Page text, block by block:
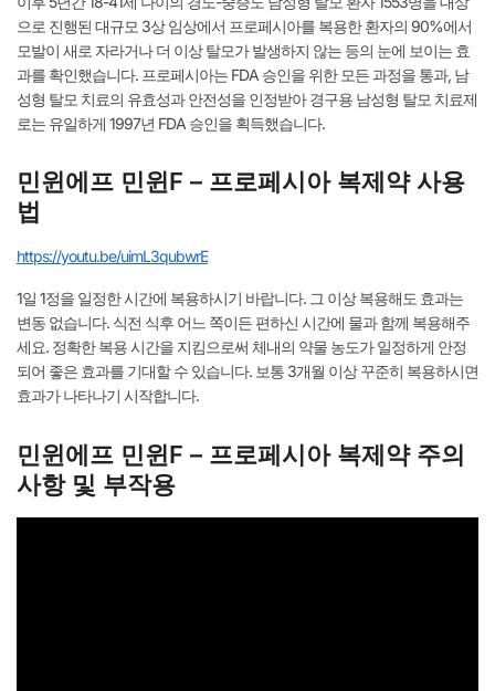
으로 진행된 대규모 3상 임상에서 프로페시아를 복용한 환자의 90%에서
모발이 새로 자라거나 더 이상 탈모가 발생하지 않는 등의 눈에 보이는 효
과를 확인했습니다. 프로페시아는 FDA 승인을 위한 모든 과정을 통과, 남
성형 탈모 치료의 유효성과 안전성을 인정받아 경구용 남성형 탈모 치료제
로는 유일하게 1997년 FDA 승인을 획득했습니다.
민윈에프 민윈F – 프로페시아 복제약 사용
법
https://youtu.be/uimL3qubwrE
1일 1정을 일정한 시간에 복용하시기 바랍니다. 그 이상 복용해도 효과는
변동 없습니다. 식전 식후 어느 쪽이든 편하신 시간에 물과 함께 복용해주
세요. 정확한 복용 시간을 지킴으로써 체내의 약물 농도가 일정하게 안정
되어 좋은 효과를 기대할 수 있습니다. 보통 3개월 이상 꾸준히 복용하시면
효과가 나타나기 시작합니다.
민윈에프 민윈F – 프로페시아 복제약 주의
사항 및 부작용